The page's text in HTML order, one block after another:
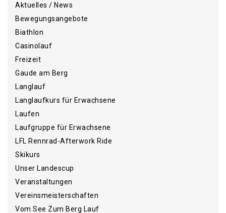
Aktuelles / News
Bewegungsangebote
Biathlon
Casinolauf
Freizeit
Gaude am Berg
Langlauf
Langlaufkurs für Erwachsene
Laufen
Laufgruppe für Erwachsene
LFL Rennrad-Afterwork Ride
Skikurs
Unser Landescup
Veranstaltungen
Vereinsmeisterschaften
Vom See Zum Berg Lauf